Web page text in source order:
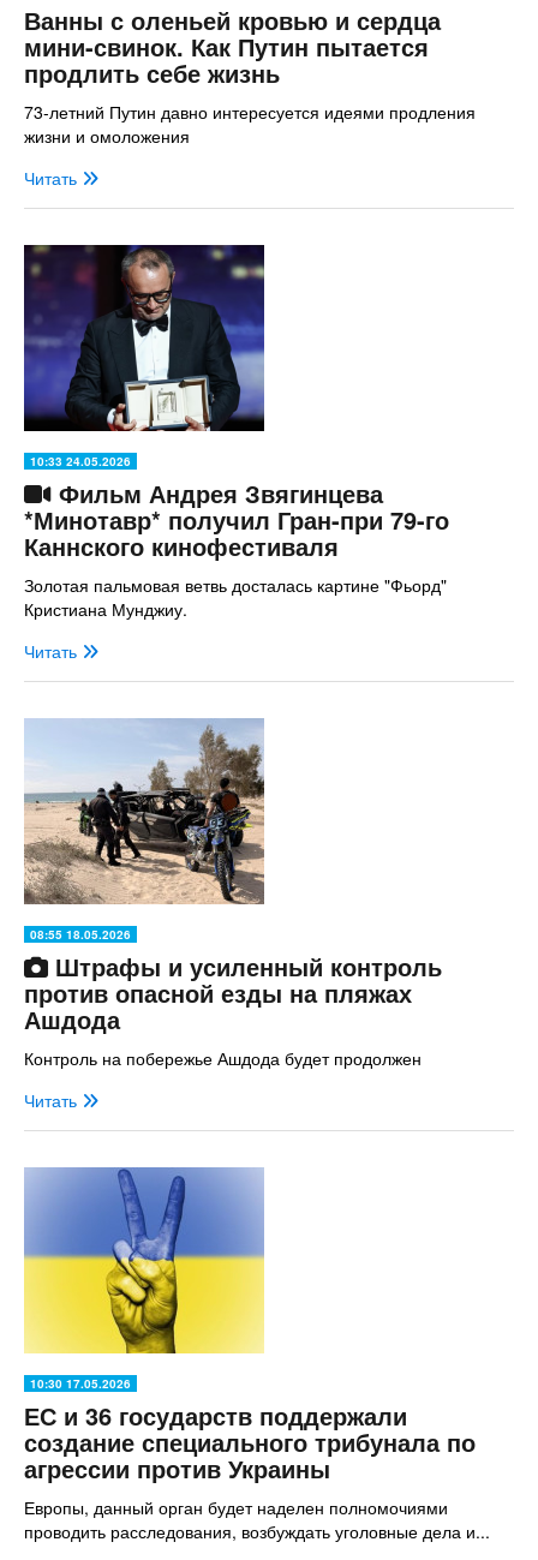
Ванны с оленьей кровью и сердца
мини-свинок. Как Путин пытается
продлить себе жизнь
73-летний Путин давно интересуется идеями продления
жизни и омоложения
Читать
10:33 24.05.2026
Фильм Андрея Звягинцева
*Минотавр* получил Гран-при 79-го
Каннского кинофестиваля
Золотая пальмовая ветвь досталась картине "Фьорд"
Кристиана Мунджиу.
Читать
08:55 18.05.2026
Штрафы и усиленный контроль
против опасной езды на пляжах
Ашдода
Контроль на побережье Ашдода будет продолжен
Читать
10:30 17.05.2026
ЕС и 36 государств поддержали
создание специального трибунала по
агрессии против Украины
Европы, данный орган будет наделен полномочиями
проводить расследования, возбуждать уголовные дела и...